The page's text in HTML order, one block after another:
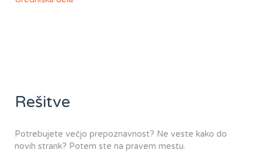
Rešitve
Potrebujete večjo prepoznavnost? Ne veste kako do
novih strank? Potem ste na pravem mestu.